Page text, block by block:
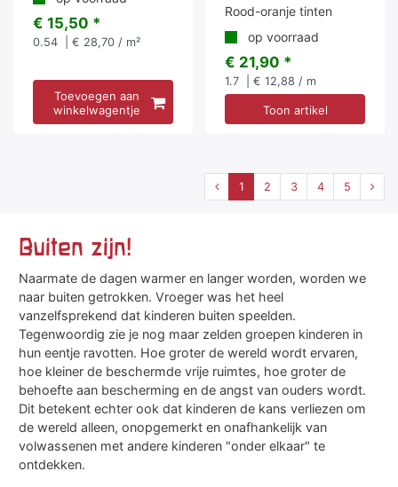
€ 15,50 *
0.54 | € 28,70 / m²
Toevoegen aan
winkelwagentje
Rood-oranje tinten
op voorraad
€ 21,90 *
1.7 | € 12,88 / m
Toon artikel
1 2 3 4 5
Buiten zijn!
Naarmate de dagen warmer en langer worden, worden we
naar buiten getrokken. Vroeger was het heel
vanzelfsprekend dat kinderen buiten speelden.
Tegenwoordig zie je nog maar zelden groepen kinderen in
hun eentje ravotten. Hoe groter de wereld wordt ervaren,
hoe kleiner de beschermde vrije ruimtes, hoe groter de
behoefte aan bescherming en de angst van ouders wordt.
Dit betekent echter ook dat kinderen de kans verliezen om
de wereld alleen, onopgemerkt en onafhankelijk van
volwassenen met andere kinderen "onder elkaar" te
ontdekken.